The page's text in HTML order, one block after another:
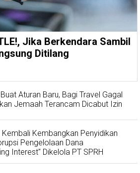
Jika Berkendara Sambil
Ditilang
Aturan Baru, Bagi Travel Gagal
Jemaah Terancam Dicabut Izin
Kembali Kembangkan Penyidikan
Pengelolaan Dana
Interest" Dikelola PT SPRH